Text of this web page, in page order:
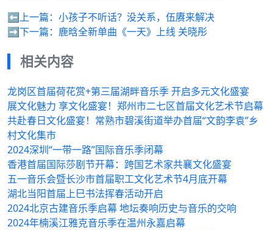
⬅️上一篇： 小孩子不听话？没关系，伍赓来解决
➡️下一篇： 鹿晗全新单曲《一天》上线 关晓彤
相关内容
龙岗区首届荷花赏+第三届湖畔音乐季 开启多元文化盛宴
展文化魅力 享文化盛宴！郑州市二七区首届文化艺术节启幕
共赴春日文化盛宴！常熟市碧溪街道举办首届“文韵李袁”乡
村文化集市
2024深圳“一带一路”国际音乐季闭幕
香港首届国际莎剧节开幕：跨国艺术家共襄文化盛宴
五一音乐会暨长沙市首届职工文化艺术节4月底开幕
湖北当阳首届上巳书法挥春活动开启
2024北京古建音乐季启幕 地坛奏响历史与音乐的交响
2024年楠溪江雅克音乐季在温州永嘉启幕